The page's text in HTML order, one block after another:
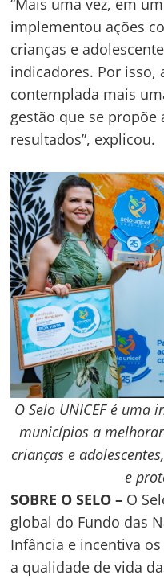
“Mais uma vez, em
implementou ações
crianças e
indicadores. Por isso,
contemplada mais
gestão que se propõe
resultados”, explicou.
O Selo UNICEF é uma
municípios a
crianças e
e
SOBRE O SELO – O
global do Fundo das
Infância e incentiva
a qualidade de vida